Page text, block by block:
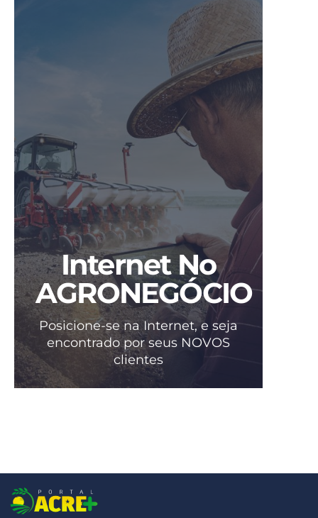
Internet No
AGRONEGÓCIO
Posicione-se na Internet, e seja
encontrado por seus NOVOS
clientes